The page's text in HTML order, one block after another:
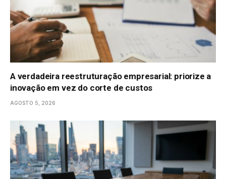
A verdadeira reestruturação empresarial: priorize a
inovação em vez do corte de custos
AGOSTO 5, 2026